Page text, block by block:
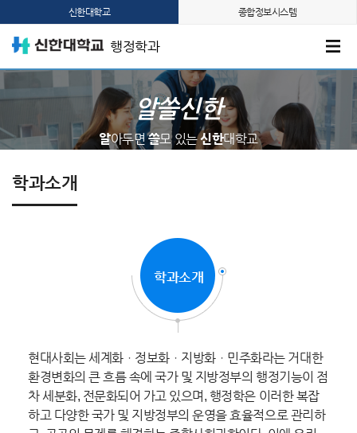
신한대학교 종합정보시스템
행정학과
알쓸신한
알아두면쓸모 있는신한대학교
학과소개
학과소개
현대사회는 세계화ㆍ정보화ㆍ지방화ㆍ민주화라는 거대한
환경변화의 큰 흐름 속에 국가 및 지방정부의 행정기능이 점
차 세분화, 전문화되어 가고 있으며, 행정학은 이러한 복잡
하고 다양한 국가 및 지방정부의 운영을 효율적으로 관리하